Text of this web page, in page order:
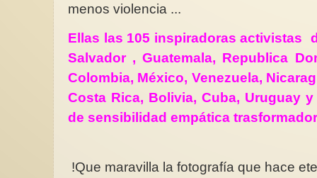
menos violencia ...
Ellas las 105 inspiradoras activistas
Salvador , Guatemala, Republica
Colombia, México, Venezuela,
Costa Rica, Bolivia, Cuba, Uruguay
de sensibilidad empática
!Que maravilla la fotografía que hace